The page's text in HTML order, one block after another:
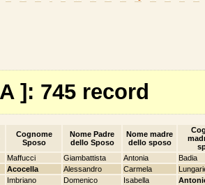
]: 745 record
Cognome
Sposo
Nome Padre
dello Sposo
Nome madre
dello sposo
Maffucci Giambattista Antonia
Badia
Acocella Alessandro Carmela
Imbriano Domenico Isabella